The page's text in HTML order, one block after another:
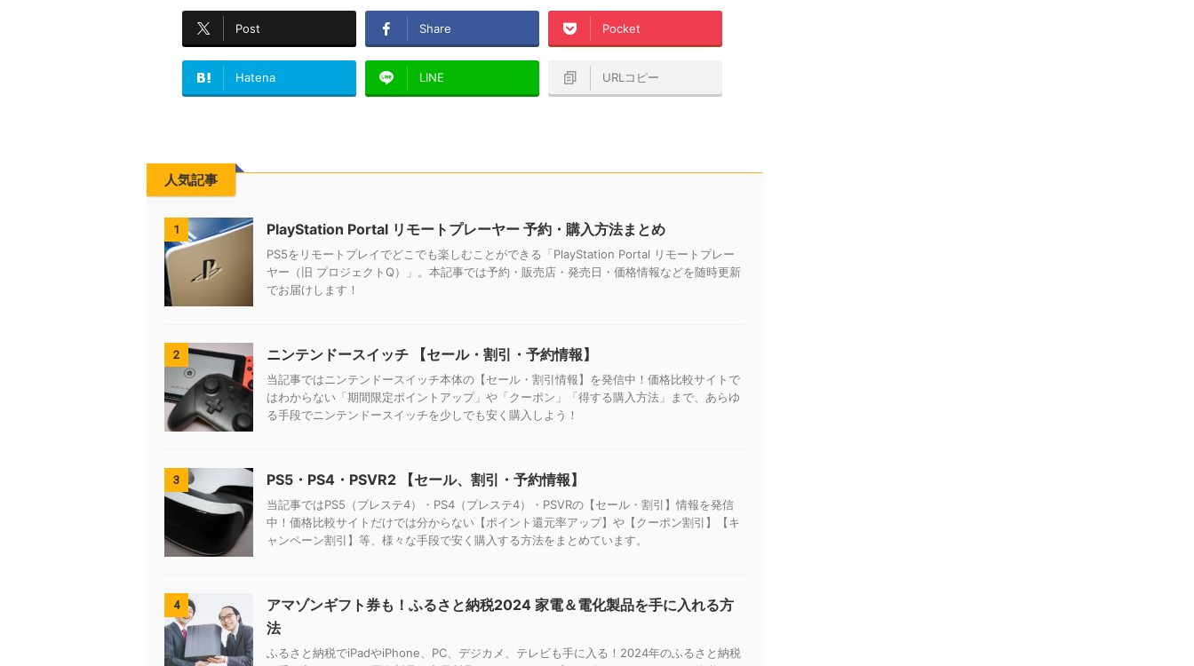
Post Share Pocket
Hatena LINE URLコピー
人気記事
1 PlayStation Portal リモートプレーヤー 予約・購入方法まとめ
PS5をリモートプレイでどこでも楽しむことができる「PlayStation Portal リモートプレー
ヤー（旧 プロジェクトQ）」。本記事では予約・販売店・発売日・価格情報などを随時更新
でお届けします！
2 ニンテンドースイッチ 【セール・割引・予約情報】
当記事ではニンテンドースイッチ本体の【セール・割引情報】を発信中！価格比較サイトで
はわからない「期間限定ポイントアップ」や「クーポン」「得する購入方法」まで、あらゆ
る手段でニンテンドースイッチを少しでも安く購入しよう！
3 PS5・PS4・PSVR2 【セール、割引・予約情報】
当記事ではPS5（プレステ4）・PS4（プレステ4）・PSVRの【セール・割引】情報を発信
中！価格比較サイトだけでは分からない【ポイント還元率アップ】や【クーポン割引】【キ
ャンペーン割引】等、様々な手段で安く購入する方法をまとめています。
4
アマゾンギフト券も！ふるさと納税2024 家電＆電化製品を手に入れる方
法
ふるさと納税でiPadやiPhone、PC、デジカメ、テレビも手に入る！2024年のふるさと納税